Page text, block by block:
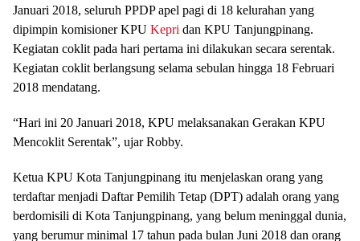
Januari 2018, seluruh PPDP apel pagi di 18 kelurahan yang
dipimpin komisioner KPU Kepri dan KPU Tanjungpinang.
Kegiatan coklit pada hari pertama ini dilakukan secara serentak.
Kegiatan coklit berlangsung selama sebulan hingga 18 Februari
2018 mendatang.
“Hari ini 20 Januari 2018, KPU melaksanakan Gerakan KPU
Mencoklit Serentak”, ujar Robby.
Ketua KPU Kota Tanjungpinang itu menjelaskan orang yang
terdaftar menjadi Daftar Pemilih Tetap (DPT) adalah orang yang
berdomisili di Kota Tanjungpinang, yang belum meninggal dunia,
yang berumur minimal 17 tahun pada bulan Juni 2018 dan orang